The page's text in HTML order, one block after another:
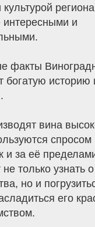
культурой
и
факты
историю
вина
спросом
и за её
только узнать
но и
его